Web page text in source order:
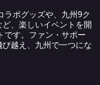
ラボグッズや、九州9ク
、楽しいイベントを開
です。ファン・サポー
越え、九州で一つにな